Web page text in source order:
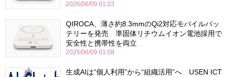
2026/06/09 01:23
QIROCA、薄さ約8.3mmのQi2対応モバイルバッ
テリーを発売 準固体リチウムイオン電池採用で
安全性と携帯性を両立
2026/06/09 01:08
生成AIは“個人利用”から“組織活用”へ USEN ICT